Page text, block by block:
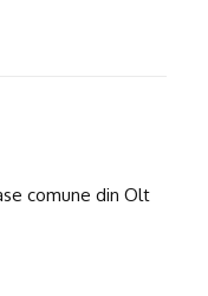
comune din Olt